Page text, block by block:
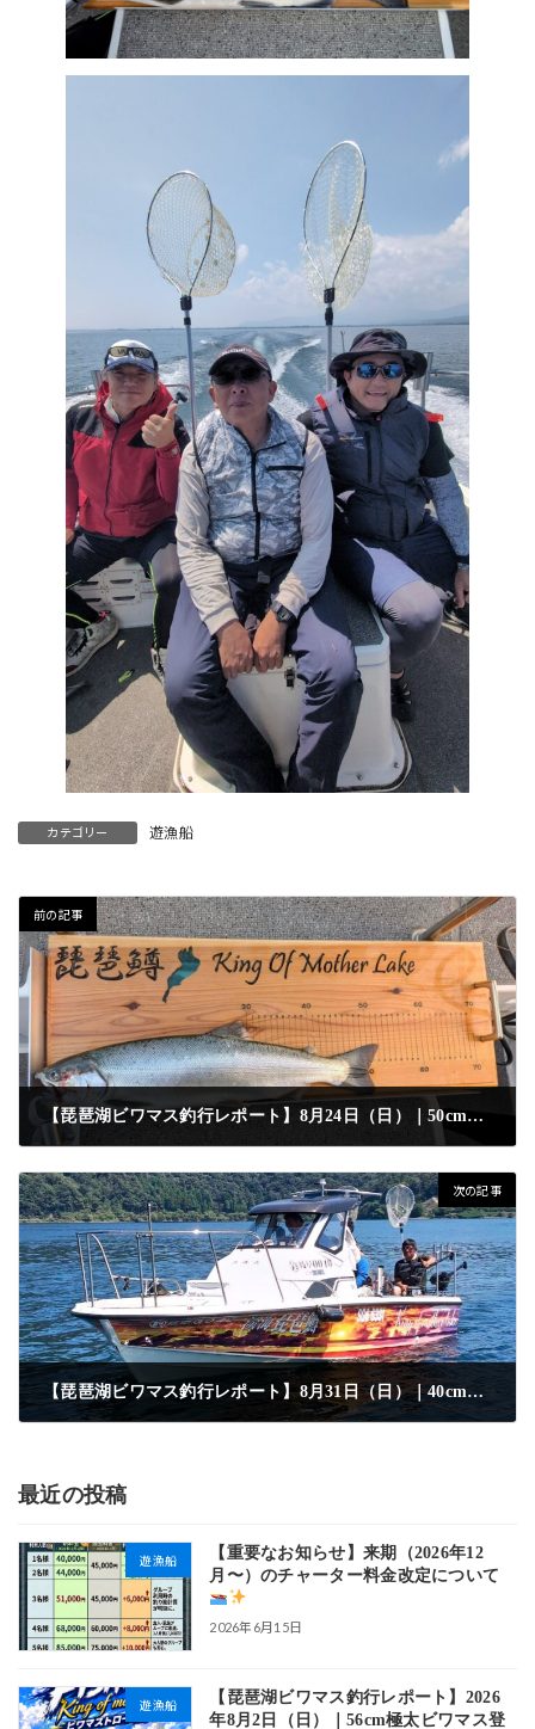
カテゴリー 遊漁船
前の記事
【琵琶湖ビワマス釣行レポート】8月24日（日）｜50cmオーバー登場！15本リミット達成
次の記事
【琵琶湖ビワマス釣行レポート】8月31日（日）｜40cmオーバー中心に15本リミット達成
最近の投稿
遊漁船
【重要なお知らせ】来期（2026年12
月〜）のチャーター料金改定について
2026年6月15日
遊漁船
【琵琶湖ビワマス釣行レポート】2026
年8月2日（日）｜56cm極太ビワマス登